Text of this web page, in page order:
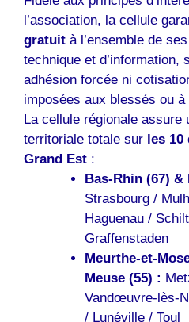
l’association, la cellule
gratuit à l’ensemble de
technique et d’information,
adhésion forcée ni
imposées aux blessés ou
La cellule régionale assure
territoriale totale sur les
Grand Est :
Bas-Rhin (67) &
Strasbourg /
Haguenau /
Graffenstaden
Meurthe-et-
Meuse (55) :
Vandœuvre-lès-
/ Lunéville / Toul